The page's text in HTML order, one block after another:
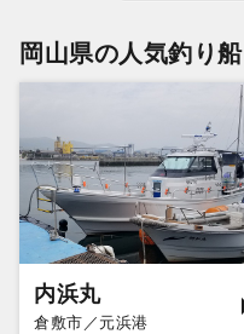
岡山県の人気釣り船
内浜丸
倉敷市／元浜港